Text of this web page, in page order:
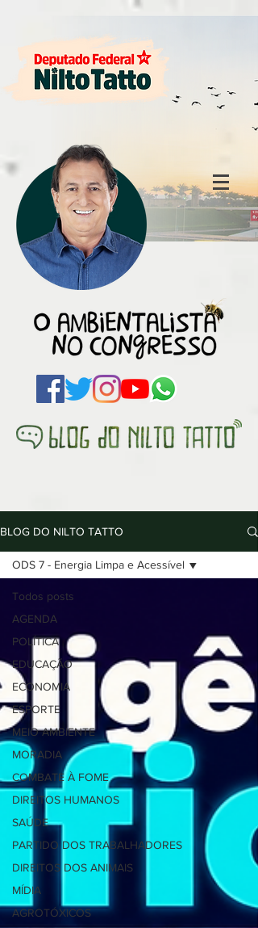
BLOG DO NILTO TATTO
Todos posts
AGENDA
POLÍTICA
EDUCAÇÃO
ECONOMIA
ESPORTE
MEIO AMBIENTE
MORADIA
COMBATE À FOME
DIREITOS HUMANOS
SAÚDE
PARTIDO DOS TRABALHADORES
DIREITOS DOS ANIMAIS
MÍDIA
AGROTÓXICOS
ODS 7 - Energia Limpa e Acessível